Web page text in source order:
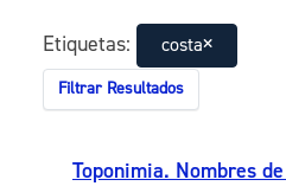
Etiquetas: costa
Filtrar Resultados
Toponimia. Nombres